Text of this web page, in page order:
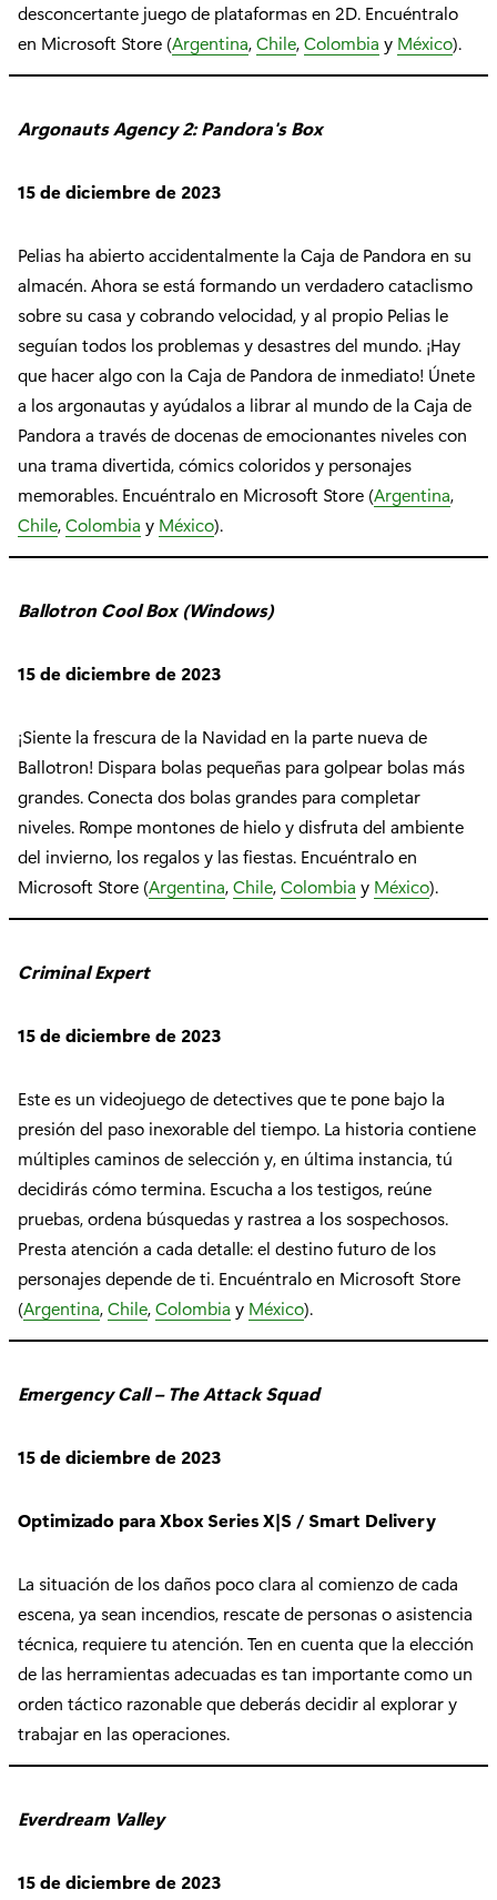
desconcertante juego de plataformas en 2D. Encuéntralo
en Microsoft Store (Argentina,Chile,Colombia y México).
Argonauts Agency 2: Pandora's Box
15 de diciembre de 2023
Pelias ha abierto accidentalmente la Caja de Pandora en su
almacén. Ahora se está formando un verdadero cataclismo
sobre su casa y cobrando velocidad, y al propio Pelias le
seguían todos los problemas y desastres del mundo. ¡Hay
que hacer algo con la Caja de Pandora de inmediato! Únete
a los argonautas y ayúdalos a librar al mundo de la Caja de
Pandora a través de docenas de emocionantes niveles con
una trama divertida, cómics coloridos y personajes
memorables. Encuéntralo en Microsoft Store (Argentina,
Chile,Colombia y México).
Ballotron Cool Box (Windows)
15 de diciembre de 2023
¡Siente la frescura de la Navidad en la parte nueva de
Ballotron! Dispara bolas pequeñas para golpear bolas más
grandes. Conecta dos bolas grandes para completar
niveles. Rompe montones de hielo y disfruta del ambiente
del invierno, los regalos y las fiestas. Encuéntralo en
Microsoft Store (Argentina,Chile,Colombia y México).
Criminal Expert
15 de diciembre de 2023
Este es un videojuego de detectives que te pone bajo la
presión del paso inexorable del tiempo. La historia contiene
múltiples caminos de selección y, en última instancia, tú
decidirás cómo termina. Escucha a los testigos, reúne
pruebas, ordena búsquedas y rastrea a los sospechosos.
Presta atención a cada detalle: el destino futuro de los
personajes depende de ti. Encuéntralo en Microsoft Store
(Argentina,Chile,Colombia y México).
Emergency Call – The Attack Squad
15 de diciembre de 2023
Optimizado para Xbox Series X|S / Smart Delivery
La situación de los daños poco clara al comienzo de cada
escena, ya sean incendios, rescate de personas o asistencia
técnica, requiere tu atención. Ten en cuenta que la elección
de las herramientas adecuadas es tan importante como un
orden táctico razonable que deberás decidir al explorar y
trabajar en las operaciones.
Everdream Valley
15 de diciembre de 2023